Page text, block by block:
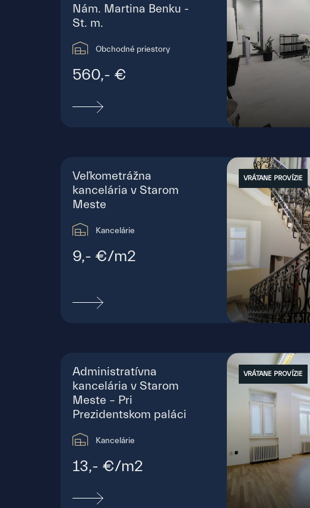
Nám. Martina Benku -
St. m.
Obchodné priestory
560,- €
Staré Mesto
Veľkometrážna
kancelária v Starom
Meste
Kancelárie
9,- €/m2
VRÁTANE PROVÍZIE
Štefánikova,
Administratívna
kancelária v Starom
Meste – Pri
Prezidentskom paláci
Kancelárie
13,- €/m2
VRÁTANE PROVÍZIE